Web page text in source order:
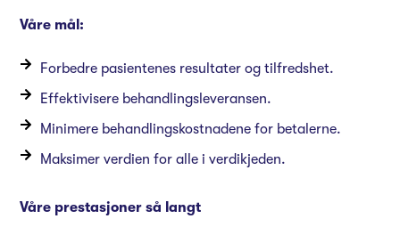
Våre mål:
Forbedre pasientenes resultater og tilfredshet.
Effektivisere behandlingsleveransen.
Minimere behandlingskostnadene for betalerne.
Maksimer verdien for alle i verdikjeden.
Våre prestasjoner så langt